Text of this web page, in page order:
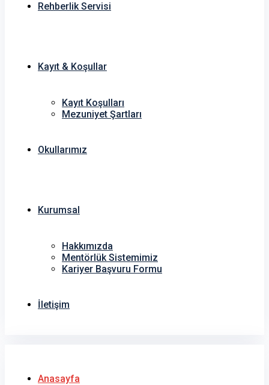
Rehberlik Servisi
Kayıt & Koşullar
Kayıt Koşulları
Mezuniyet Şartları
Okullarımız
Kurumsal
Hakkımızda
Mentörlük Sistemimiz
Kariyer Başvuru Formu
İletişim
Anasayfa